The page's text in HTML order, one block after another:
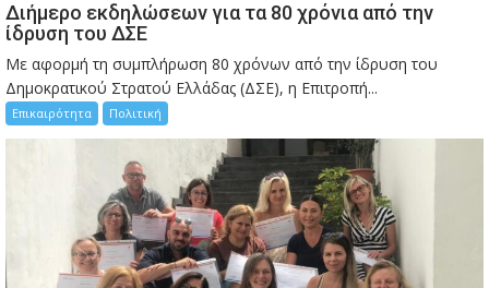
Διήμερο εκδηλώσεων για τα 80 χρόνια από την
ίδρυση του ΔΣΕ
Με αφορμή τη συμπλήρωση 80 χρόνων από την ίδρυση του
Δημοκρατικού Στρατού Ελλάδας (ΔΣΕ), η Επιτροπή...
Επικαιρότητα Πολιτική